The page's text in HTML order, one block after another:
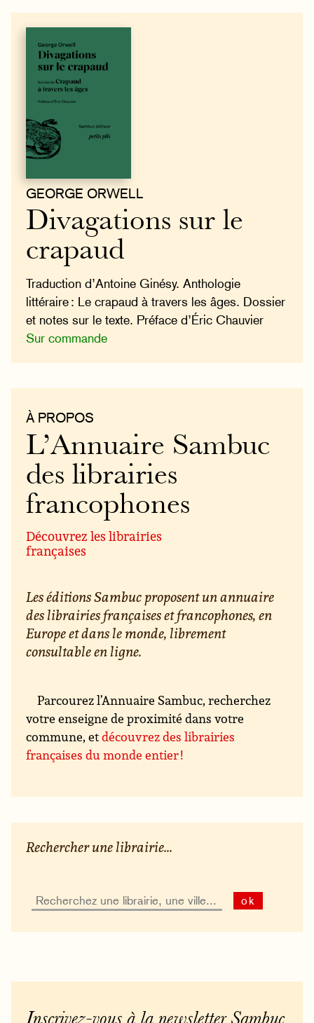
GEORGE ORWELL
Divagations sur le
crapaud
Traduction d’Antoine Ginésy. Anthologie
littéraire : Le crapaud à travers les âges. Dossier
et notes sur le texte. Préface d’Éric Chauvier
Sur commande
À PROPOS
L’Annuaire Sambuc
des librairies
francophones
Découvrez les librairies
françaises
Les éditions Sambuc proposent un annuaire
des librairies françaises et francophones, en
Europe et dans le monde, librement
consultable en ligne.
Parcourez l’Annuaire Sambuc, recherchez
votre enseigne de proximité dans votre
commune, etdécouvrez des librairies
françaises du monde entier !
Rechercher une librairie...
ok